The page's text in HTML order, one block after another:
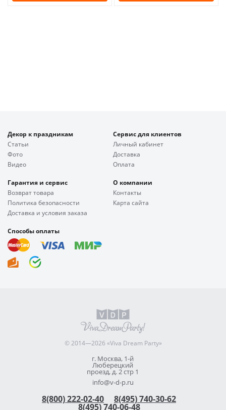
Декор к праздникам
Статьи
Фото
Видео
Сервис для клиентов
Личный кабинет
Доставка
Оплата
Гарантия и сервис
Возврат товара
Политика безопасности
Доставка и условия заказа
О компании
Контакты
Карта сайта
Способы оплаты
© 2014—2026 «Viva Dream Party»
г. Москва, 1-й
Люберецкий
проезд, д. 2 стр 1
info@v-d-p.ru
8(800) 222-02-40 8(495) 740-30-62
8(495) 740-06-48